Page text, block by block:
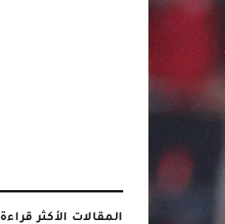
المقالات الأكثر قراءة